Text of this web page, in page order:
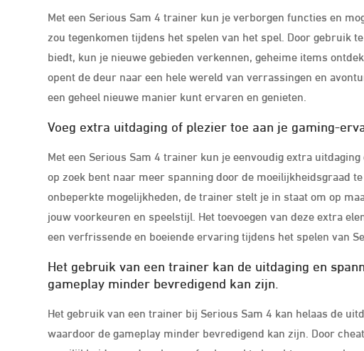
Met een Serious Sam 4 trainer kun je verborgen functies en
zou tegenkomen tijdens het spelen van het spel. Door gebruik
biedt, kun je nieuwe gebieden verkennen, geheime items
opent de deur naar een hele wereld van verrassingen en
een geheel nieuwe manier kunt ervaren en genieten.
Voeg extra uitdaging of plezier toe aan je gaming-
Met een Serious Sam 4 trainer kun je eenvoudig extra
op zoek bent naar meer spanning door de moeilijkheidsgraad
onbeperkte mogelijkheden, de trainer stelt je in staat om op
jouw voorkeuren en speelstijl. Het toevoegen van deze extra
een verfrissende en boeiende ervaring tijdens het spelen van
Het gebruik van een trainer kan de uitdaging en
gameplay minder bevredigend kan zijn.
Het gebruik van een trainer bij Serious Sam 4 kan helaas de
waardoor de gameplay minder bevredigend kan zijn. Door